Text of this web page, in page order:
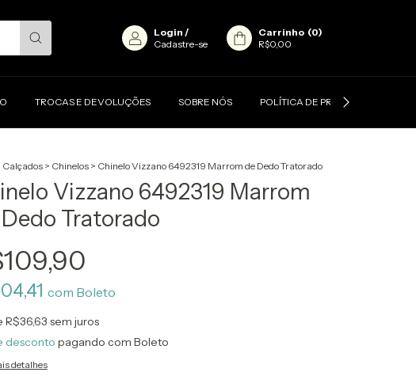
Login /
Cadastre-se
Carrinho (0)
R$0,00
TROCAS E DEVOLUÇÕES SOBRE NÓS POLÍTICA DE PRIVACIDADE
Calçados > Chinelos > Chinelo Vizzano 6492319 Marrom de Dedo Tratorado
Vizzano 6492319 Marrom
Tratorado
com Boleto
R$36,63 sem juros
desconto pagando com Boleto
detalhes